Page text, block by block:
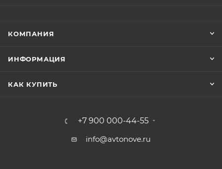
КОМПАНИЯ
ИНФОРМАЦИЯ
КАК КУПИТЬ
+7 900 000-44-55
info@avtonove.ru